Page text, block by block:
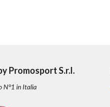
Promosport S.r.l.
N°1 in Italia